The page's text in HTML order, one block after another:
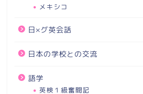
メキシコ
日×グ英会話
日本の学校との交流
語学
英検１級奮闘記